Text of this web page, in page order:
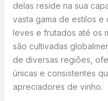
delas reside na sua
vasta gama de estilos
leves e frutados até os
são cultivadas
de diversas regiões,
únicas e consistentes
apreciadores de vinho.